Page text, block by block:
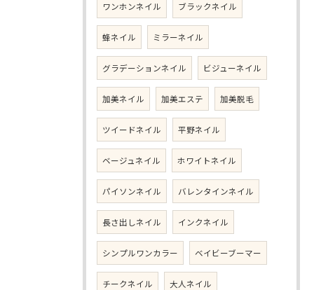
ワンホンネイル ブラックネイル
蜂ネイル ミラーネイル
グラデーションネイル ビジューネイル
加美ネイル 加美エステ 加美脱毛
ツイードネイル 平野ネイル
ベージュネイル ホワイトネイル
パイソンネイル バレンタインネイル
長さ出しネイル インクネイル
シンプルワンカラー ベイビーブーマー
チークネイル 大人ネイル